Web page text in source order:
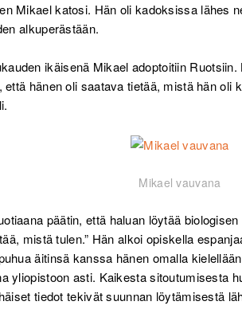
Mikael katosi. Hän oli kadoksissa lähes
alkuperästään.
ikäisenä Mikael adoptoitiin
että hänen oli saatava tietää, mistä hän oli
Mikael vauvana
päätin, että haluan löytää
mistä tulen.” Hän alkoi opiskella
äitinsä kanssa hänen omalla
yliopistoon asti. Kaikesta sitoutumisesta
tiedot tekivät suunnan löytämisestä